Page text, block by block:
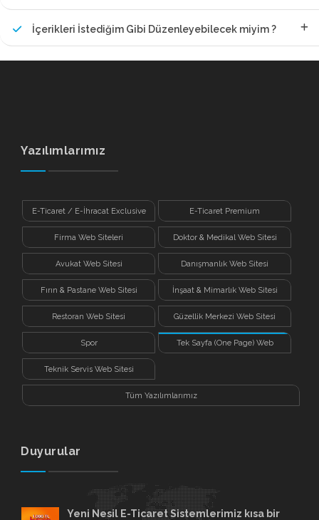
İçerikleri İstediğim Gibi Düzenleyebilecek miyim ?
Yazılımlarımız
E-Ticaret / E-İhracat Exclusive E-Ticaret Premium
Firma Web Siteleri Doktor & Medikal Web Sitesi
Avukat Web Sitesi Danışmanlık Web Sitesi
Fırın & Pastane Web Sitesi İnşaat & Mimarlık Web Sitesi
Restoran Web Sitesi Güzellik Merkezi Web Sitesi
Spor Tek Sayfa (One Page) Web
Teknik Servis Web Sitesi
Tüm Yazılımlarımız
Duyurular
Yeni Nesil E-Ticaret Sistemlerimiz kısa bir